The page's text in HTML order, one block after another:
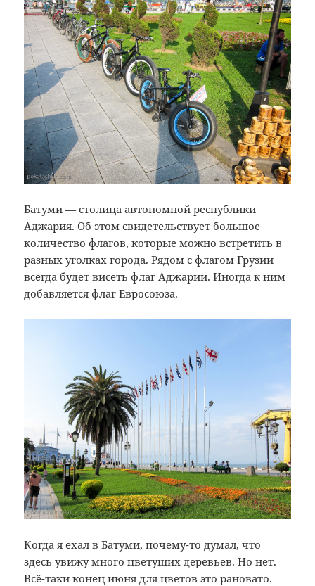
Батуми — столица автономной республики
Аджария. Об этом свидетельствует большое
количество флагов, которые можно встретить в
разных уголках города. Рядом с флагом Грузии
всегда будет висеть флаг Аджарии. Иногда к ним
добавляется флаг Евросоюза.
Когда я ехал в Батуми, почему-то думал, что
здесь увижу много цветущих деревьев. Но нет.
Всё-таки конец июня для цветов это рановато.